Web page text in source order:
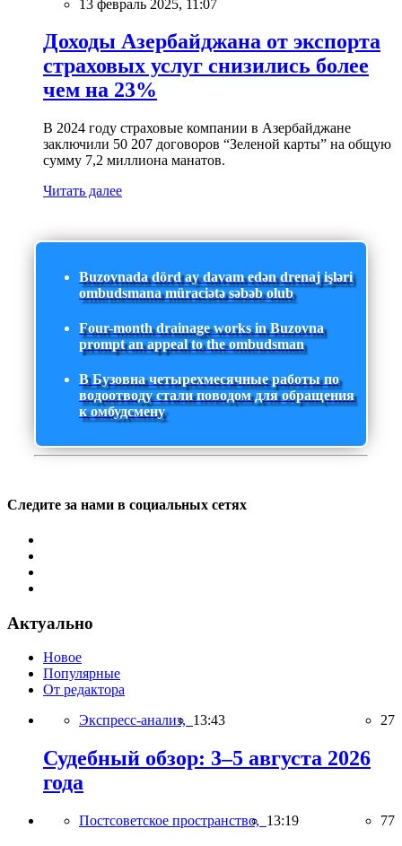
13 февраль 2025, 11:07
Доходы Азербайджана от экспорта
страховых услуг снизились более
чем на 23%
В 2024 году страховые компании в Азербайджане
заключили 50 207 договоров “Зеленой карты” на общую
сумму 7,2 миллиона манатов.
Читать далее
Buzovnada dörd ay davam edən drenaj işləri
ombudsmana müraciətə səbəb olub
Four-month drainage works in Buzovna
prompt an appeal to the ombudsman
В Бузовна четырехмесячные работы по
водоотводу стали поводом для обращения
к омбудсмену
Следите за нами в социальных сетях
Актуально
Новое
Популярные
От редактора
Экспресс-анализ, 13:43 27
Судебный обзор: 3–5 августа 2026
года
Постсоветское пространство, 13:19 77